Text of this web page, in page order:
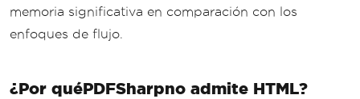
memoria significativa en comparación con los
enfoques de flujo.
¿Por quéPDFSharpno admite HTML?